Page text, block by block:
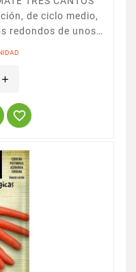
de ciclo medio,
redondos de unos
y muy macizos.
add
